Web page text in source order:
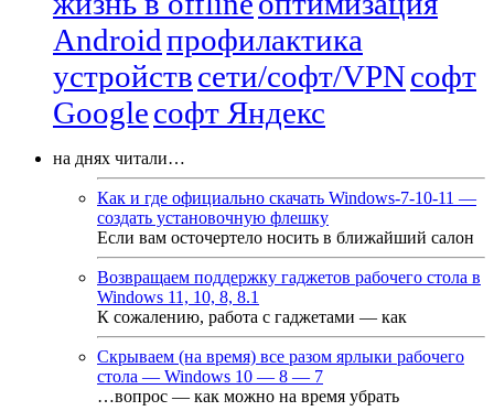
Androidпрофилактика
устройствсети/софт/VPNсофт
Googleсофт Яндекс
на днях читали…
Как и где официально скачать Windows-7-10-11 —
создать установочную флешку
Если вам осточертело носить в ближайший салон
Возвращаем поддержку гаджетов рабочего стола в
Windows 11, 10, 8, 8.1
К сожалению, работа с гаджетами — как
Скрываем (на время) все разом ярлыки рабочего
стола — Windows 10 — 8 — 7
…вопрос — как можно на время убрать